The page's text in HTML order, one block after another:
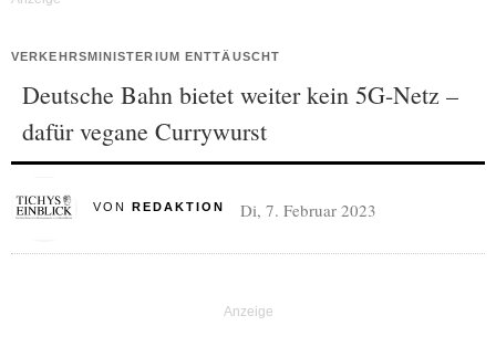
VERKEHRSMINISTERIUM ENTTÄUSCHT
Deutsche Bahn bietet weiter kein 5G-Netz –
dafür vegane Currywurst
VON REDAKTION Di, 7. Februar 2023